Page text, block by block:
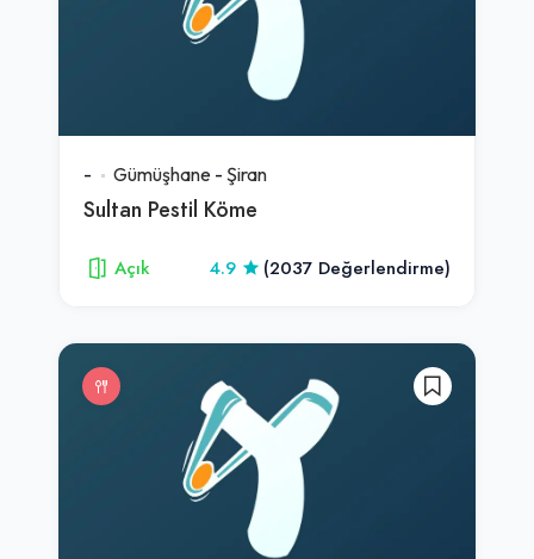
- Gümüşhane - Şiran
Sultan Pestil Köme
Açık 4.9 (2037 Değerlendirme)